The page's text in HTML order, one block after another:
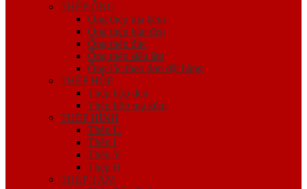
THÉP ỐNG
Ống thép mạ kẽm
Ống thép hàn đen
Ống thép đúc
Ống thép siêu âm
Ống lốc theo đơn đặt hàng
THÉP HỘP
Thép hộp đen
Thép hộp mạ kẽm
THÉP HÌNH
Thép U
Thép I
Thép V
Thép H
THÉP TẤM